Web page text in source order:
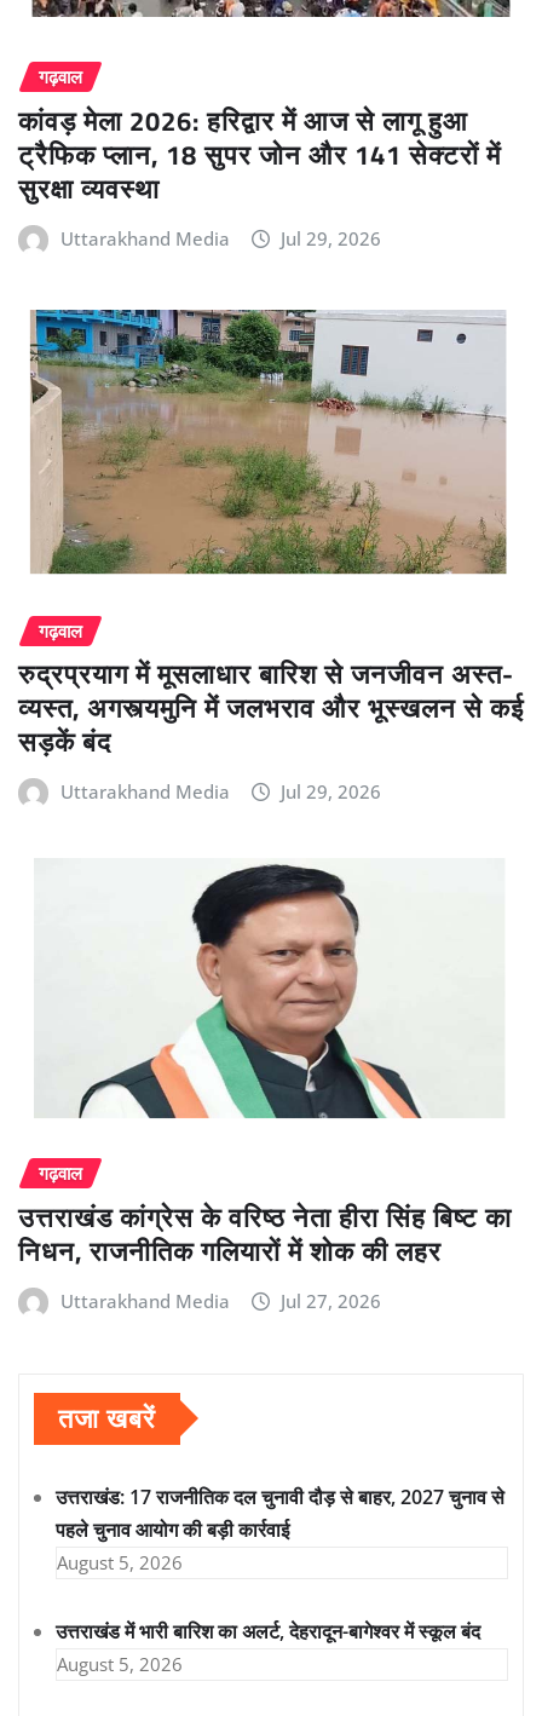
गढ़वाल
कांवड़ मेला 2026: हरिद्वार में आज से लागू हुआ
ट्रैफिक प्लान, 18 सुपर जोन और 141 सेक्टरों में
सुरक्षा व्यवस्था
Uttarakhand Media Jul 29, 2026
गढ़वाल
रुद्रप्रयाग में मूसलाधार बारिश से जनजीवन अस्त-
व्यस्त, अगस्त्यमुनि में जलभराव और भूस्खलन से कई
सड़कें बंद
Uttarakhand Media Jul 29, 2026
गढ़वाल
उत्तराखंड कांग्रेस के वरिष्ठ नेता हीरा सिंह बिष्ट का
निधन, राजनीतिक गलियारों में शोक की लहर
Uttarakhand Media Jul 27, 2026
तजा खबरें
उत्तराखंड: 17 राजनीतिक दल चुनावी दौड़ से बाहर, 2027 चुनाव से
पहले चुनाव आयोग की बड़ी कार्रवाई
August 5, 2026
उत्तराखंड में भारी बारिश का अलर्ट, देहरादून-बागेश्वर में स्कूल बंद
August 5, 2026